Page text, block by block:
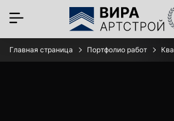
Главная страница Портфолио работ